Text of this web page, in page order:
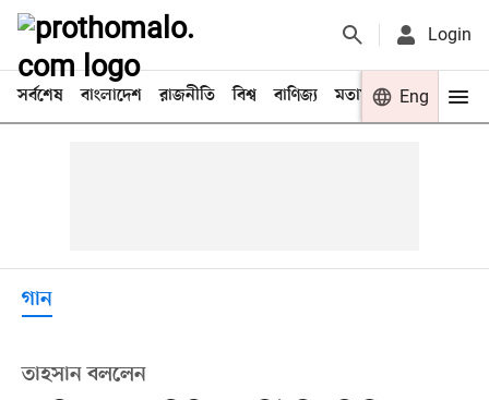
Login
সর্বশেষ বাংলাদেশ রাজনীতি বিশ্ব বাণিজ্য মতামত খেলা
Eng
গান
তাহসান বললেন